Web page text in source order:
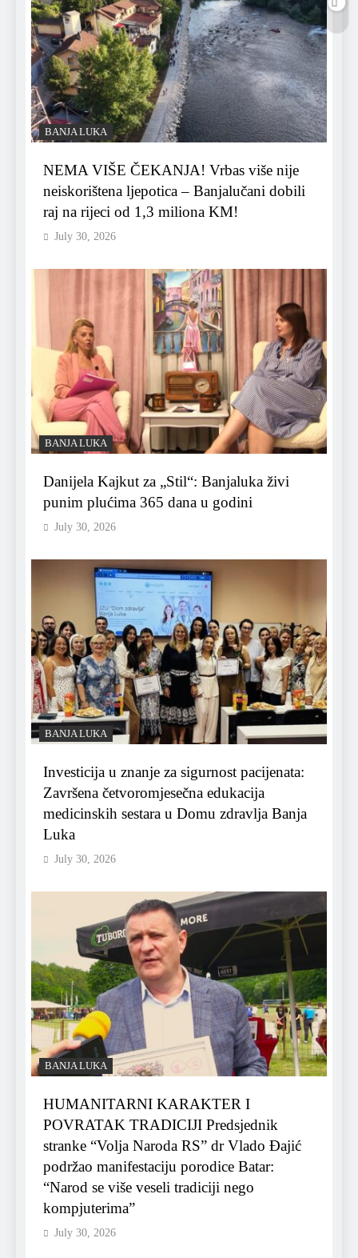
BANJA LUKA
NEMA VIŠE ČEKANJA! Vrbas više nije
neiskorištena ljepotica – Banjalučani dobili
raj na rijeci od 1,3 miliona KM!
July 30, 2026
BANJA LUKA
Danijela Kajkut za „Stil“: Banjaluka živi
punim plućima 365 dana u godini
July 30, 2026
BANJA LUKA
Investicija u znanje za sigurnost pacijenata:
Završena četvoromjesečna edukacija
medicinskih sestara u Domu zdravlja Banja
Luka
July 30, 2026
BANJA LUKA
HUMANITARNI KARAKTER I
POVRATAK TRADICIJI Predsjednik
stranke “Volja Naroda RS” dr Vlado Đajić
podržao manifestaciju porodice Batar:
“Narod se više veseli tradiciji nego
kompjuterima”
July 30, 2026